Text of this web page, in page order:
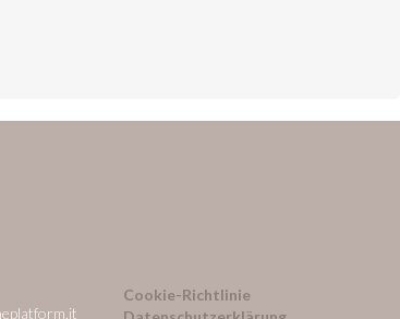
Cookie-Richtlinie